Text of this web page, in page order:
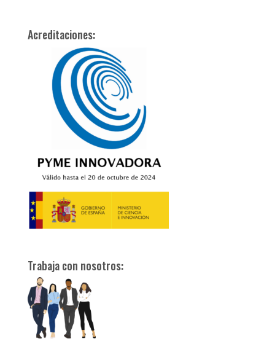
Acreditaciones:
Trabaja con nosotros: